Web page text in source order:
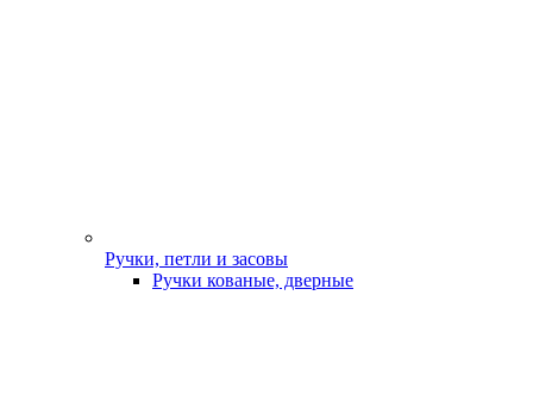
Ручки, петли и засовы
Ручки кованые, дверные